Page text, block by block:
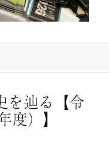
を辿る【令
度）】